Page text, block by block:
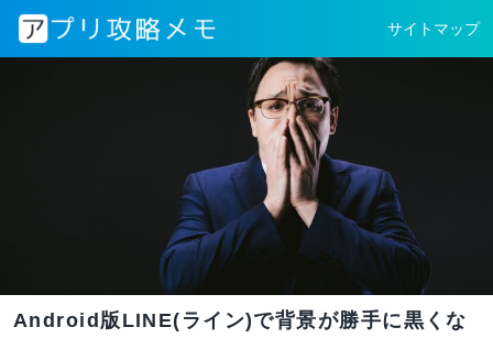
サイトマップ
Android版LINE(ライン)で背景が勝手に黒くな